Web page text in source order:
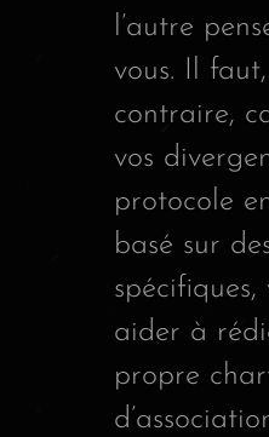
l’autre
vous. Il
contraire,
vos
protocole
basé sur
spécifiques,
aider à
propre